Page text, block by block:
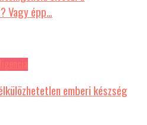
Vagy épp…
emberi készség